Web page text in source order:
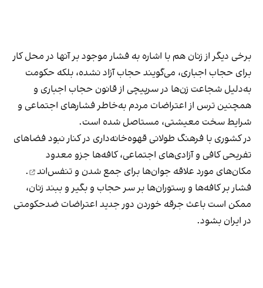
برخی دیگر از زنان هم با اشاره به فشار موجود بر آنها در محل کار
برای حجاب اجباری، می‌گویند حجاب آزاد نشده، بلکه حکومت
به‌دلیل شجاعت زن‌ها در سرپیچی از قانون حجاب اجباری و
همچنین ترس از اعتراضات مردم به‌خاطر فشارهای اجتماعی و
شرایط سخت معیشتی، مستاصل شده است.
در کشوری با فرهنگ طولانی قهوه‌‌خانه‌داری در کنار نبود فضاهای
تفریحی کافی و آزادی‌های اجتماعی، کافه‌ها جزو معدود
مکان‌های مورد علاقه جوان‌ها برای جمع شدن و تنفس‌اند
.
فشار بر کافه‌ها و رستوران‌ها بر سر حجاب و بگیر و ببند زنان،
ممکن است باعث جرقه خوردن دور جدید اعتراضات ضدحکومتی
در ایران بشود.